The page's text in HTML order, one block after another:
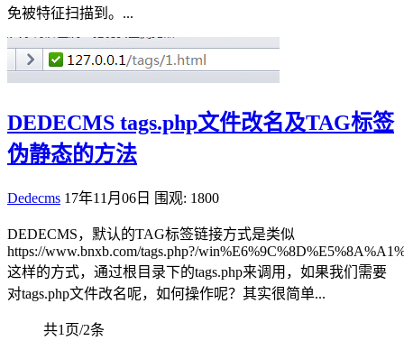
免被特征扫描到。...
DEDECMS tags.php文件改名及TAG标签
伪静态的方法
Dedecms 17年11月06日 围观: 1800
DEDECMS，默认的TAG标签链接方式是类似
https://www.bnxb.com/tags.php?/
这样的方式，通过根目录下的tags.php来调用，如果我们需要
对tags.php文件改名呢，如何操作呢？其实很简单...
共1页/2条